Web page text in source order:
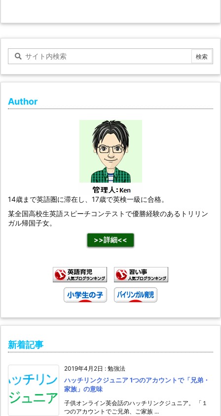
Author
14歳まで英語圏に滞在し、17歳で英検一級に合格。
某全国高校生英語スピーチコンテストで優勝経験のあるトリリン
ガル帰国子女。
>>詳細<<
新着記事
2019年4月2日 : 勉強法
ハッチリンクジュニア 1つのアカウントで「兄弟・
家族」の意味
子供オンライン英会話のハッチリンクジュニア。 「１
つのアカウントでご兄弟、ご家族 ...